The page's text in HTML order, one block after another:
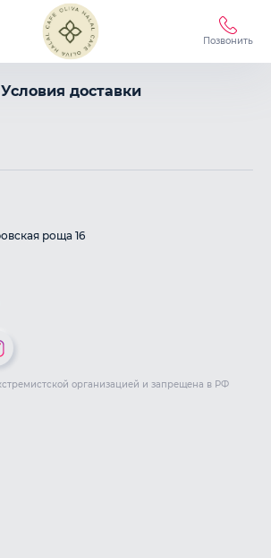
Позвонить
Условия доставки
роща 16
организацией и запрещена в РФ